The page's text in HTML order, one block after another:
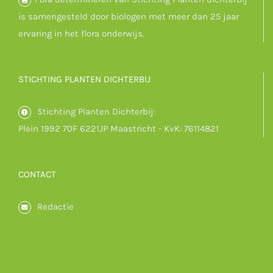
is samengesteld door biologen met meer dan 25 jaar
ervaring in het flora onderwijs.
STICHTING PLANTEN DICHTERBIJ
Stichting Planten Dichterbij:
Plein 1992 70F 6221JP Maastricht - KvK: 76114821
CONTACT
Redactie